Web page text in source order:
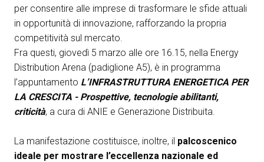
per consentire alle imprese di trasformare le sfide attuali
in opportunità di innovazione, rafforzando la propria
competitività sul mercato.
Fra questi, giovedì 5 marzo alle ore 16.15, nella Energy
Distribution Arena (padiglione A5), è in programma
l’appuntamento L’INFRASTRUTTURA ENERGETICA PER
LA CRESCITA - Prospettive, tecnologie abilitanti,
criticità, a cura di ANIE e Generazione Distribuita.
La manifestazione costituisce, inoltre, il palcoscenico
ideale per mostrare l’eccellenza nazionale ed